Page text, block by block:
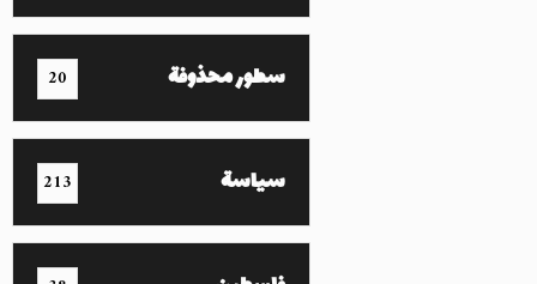
سطور محذوفة 20
سياسة 213